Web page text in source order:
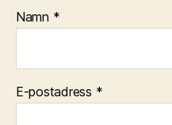
Namn *
E-postadress *